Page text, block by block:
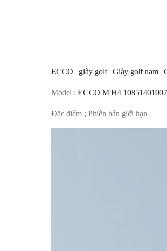
ECCO | giày golf | Giày golf nam |
Model : ECCO M H4 10851401007
Đặc điểm ; Phiên bản giới hạn